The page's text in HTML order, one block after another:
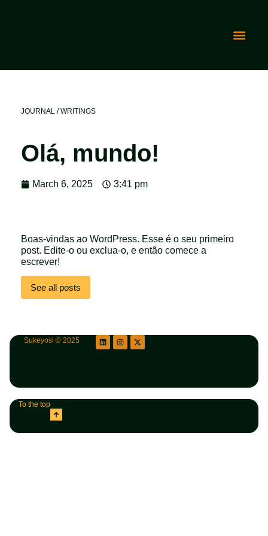
JOURNAL / WRITINGS
Olá, mundo!
March 6, 2025 3:41 pm
Boas-vindas ao WordPress. Esse é o seu primeiro
post. Edite-o ou exclua-o, e então comece a
escrever!
See all posts
Sukeyosi © 2025
To the top